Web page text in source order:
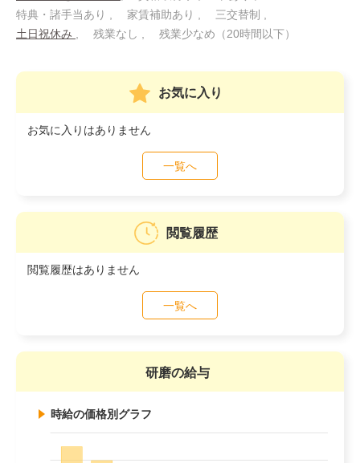
特典・諸手当あり
家賃補助あり
三交替制
土日祝休み
残業なし 残業少なめ（20時間以下）
お気に入り
お気に入りはありません
一覧へ
閲覧履歴
閲覧履歴はありません
一覧へ
研磨の給与
時給の価格別グラフ